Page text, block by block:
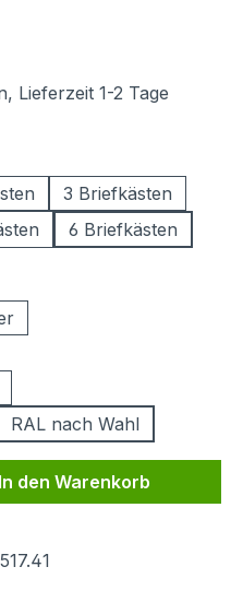
Lieferzeit 1-2 Tage
3 Briefkästen
6 Briefkästen
RAL nach Wahl
den
In den Warenkorb